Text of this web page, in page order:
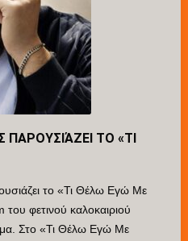
ΤΟ «ΤΙ
το «Τι Θέλω Εγώ Με
φετινού καλοκαιριού
Στο «Τι Θέλω Εγώ Με